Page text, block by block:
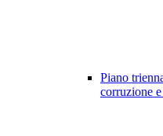
Piano
corruzione